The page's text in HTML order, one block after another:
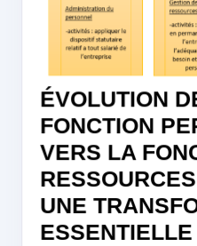
ÉVOLUTION
FONCTION
VERS LA
UNE
ESSENTIELLE